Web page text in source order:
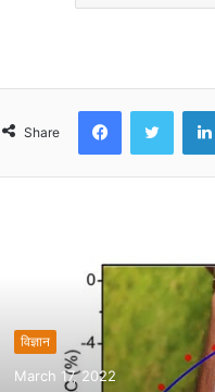
Share
Facebook
विज्ञान
March 17, 2022